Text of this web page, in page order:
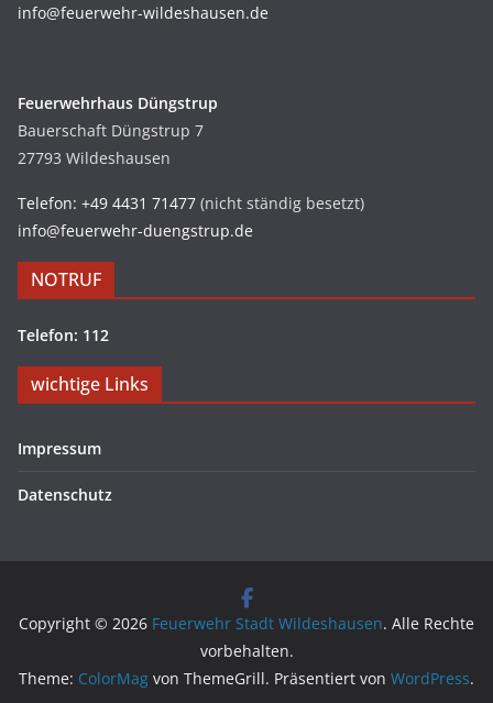
info@feuerwehr-wildeshausen.de
Feuerwehrhaus Düngstrup
Bauerschaft Düngstrup 7
27793 Wildeshausen
Telefon: +49 4431 71477 (nicht ständig besetzt)
info@feuerwehr-duengstrup.de
NOTRUF
Telefon: 112
wichtige Links
Impressum
Datenschutz
Copyright © 2026 Feuerwehr Stadt Wildeshausen. Alle Rechte
vorbehalten.
Theme: ColorMag von ThemeGrill. Präsentiert von WordPress.